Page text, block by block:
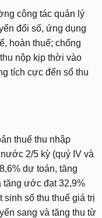
công tác quản lý
đổi số, ứng dụng
hoàn thuế; chống
nộp kịp thời vào
tích cực đến số thu
thuế thu nhập
2/5 kỳ (quý IV và
dự toán, tăng
tăng ước đạt 32,9%
sinh số thu thuế giá trị
sang và tăng thu từ